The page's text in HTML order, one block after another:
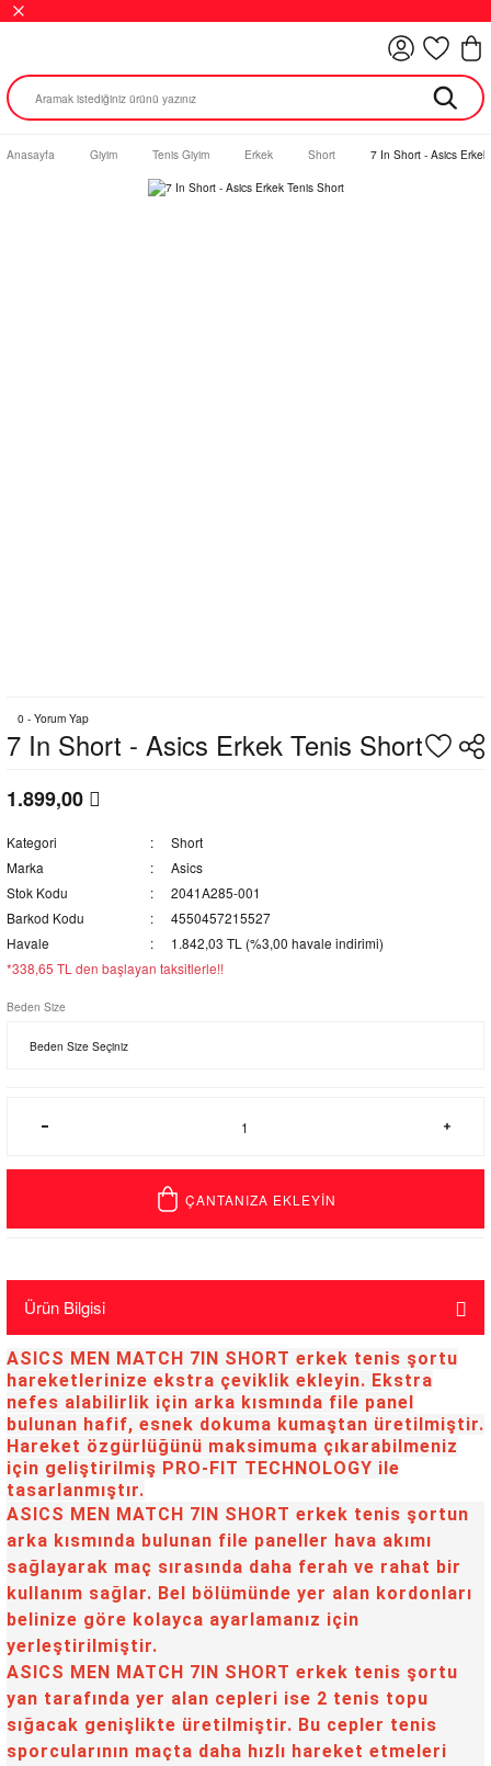
Anasayfa Giyim Tenis Giyim Erkek Short 7 In Short - Asics
0 - Yorum Yap
7 In Short - Asics Erkek Tenis Short
1.899,00
Kategori
Short
Marka
Asics
Stok Kodu
2041A285-001
Barkod Kodu
4550457215527
Havale
1.842,03 TL (%3,00 havale indirimi)
*338,65 TL den başlayan taksitlerle!!
Beden Size
ÇANTANIZA EKLEYİN
Ürün Bilgisi
ASICS MEN MATCH 7IN SHORT erkek tenis şortu
hareketlerinize ekstra çeviklik ekleyin. Ekstra
nefes alabilirlik için arka kısmında file panel
bulunan hafif, esnek dokuma kumaştan üretilmiştir.
Hareket özgürlüğünü maksimuma çıkarabilmeniz
için geliştirilmiş PRO-FIT TECHNOLOGY ile
tasarlanmıştır.
ASICS MEN MATCH 7IN SHORT erkek tenis şortun
arka kısmında bulunan file paneller hava akımı
sağlayarak maç sırasında daha ferah ve rahat bir
kullanım sağlar. Bel bölümünde yer alan kordonları
belinize göre kolayca ayarlamanız için
yerleştirilmiştir.
ASICS MEN MATCH 7IN SHORT erkek tenis şortu
yan tarafında yer alan cepleri ise 2 tenis topu
sığacak genişlikte üretilmiştir. Bu cepler tenis
sporcularının maçta daha hızlı hareket etmeleri